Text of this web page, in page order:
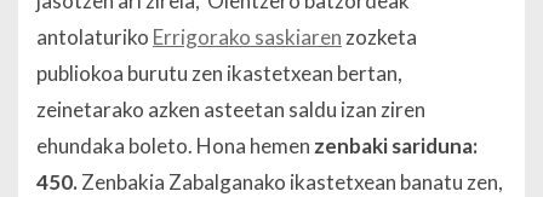
antolaturiko Errigorako saskiaren zozketa
publiokoa burutu zen ikastetxean bertan,
zeinetarako azken asteetan saldu izan ziren
ehundaka boleto. Hona hemen zenbaki sariduna:
450.Zenbakia Zabalganako ikastetxean banatu zen,